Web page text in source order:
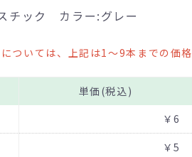
チック カラー:グレー
ついては、上記は1～9本までの価格
単価(税込)
￥6
￥5